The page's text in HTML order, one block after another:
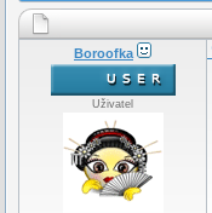
Boroofka
Uživatel